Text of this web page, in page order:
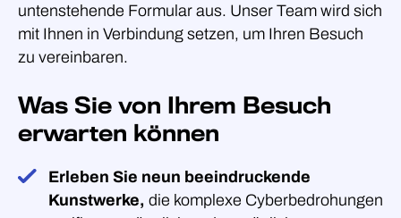
untenstehende Formular aus. Unser Team wird sich
mit Ihnen in Verbindung setzen, um Ihren Besuch
zu vereinbaren.
Was Sie von Ihrem Besuch
erwarten können
Erleben Sie neun beeindruckende
Kunstwerke, die komplexe Cyberbedrohungen